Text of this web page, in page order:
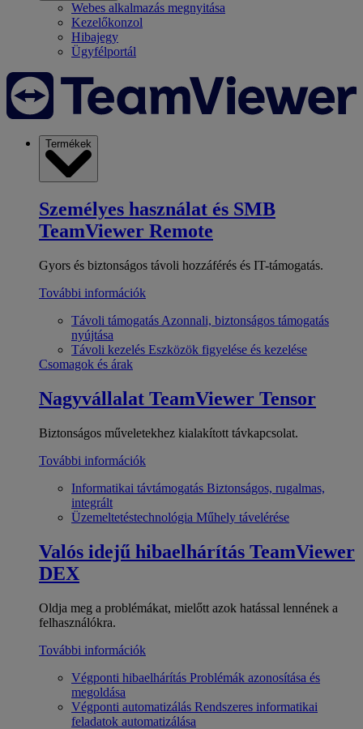
Webes alkalmazás megnyitása
Kezelőkonzol
Hibajegy
Ügyfélportál
Termékek
Személyes használat és SMB
TeamViewer Remote
Gyors és biztonságos távoli hozzáférés és IT-támogatás.
További információk
Távoli támogatás Azonnali, biztonságos támogatás
nyújtása
Távoli kezelés Eszközök figyelése és kezelése
Csomagok és árak
Nagyvállalat TeamViewer Tensor
Biztonságos műveletekhez kialakított távkapcsolat.
További információk
Informatikai távtámogatás Biztonságos, rugalmas,
integrált
Üzemeltetéstechnológia Műhely távelérése
Valós idejű hibaelhárítás TeamViewer
DEX
Oldja meg a problémákat, mielőtt azok hatással lennének a
felhasználókra.
További információk
Végponti hibaelhárítás Problémák azonosítása és
megoldása
Végponti automatizálás Rendszeres informatikai
feladatok automatizálása